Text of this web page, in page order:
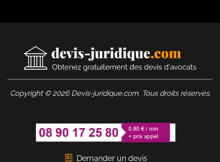
Copyright © 2026 Devis-juridique.com. Tous droits réservés.
Demander un devis